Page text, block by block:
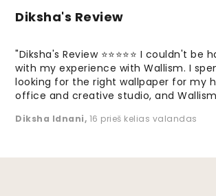
Diksha's Review
"Diksha's Review ⭐⭐⭐⭐⭐ I couldn't be
with my experience with Wallism. I
looking for the right wallpaper for my
office and creative studio, and Wallism
Diksha Idnani, 16 prieš kelias valandas